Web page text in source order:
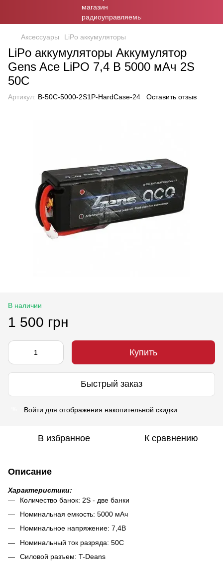
Аксессуары LiPo аккумуляторы
LiPo аккумуляторы Аккумулятор
Gens Ace LiPO 7,4 В 5000 мАч 2S
50C
Артикул: B-50C-5000-2S1P-HardCase-24 Оставить отзыв
В наличии
1 500 грн
Купить
Быстрый заказ
Войти для отображения накопительной скидки
В избранное К сравнению
Описание
Характеристики:
Количество банок: 2S - две банки
Номинальная емкость: 5000 мАч
Номинальное напряжение: 7,4В
Номинальный ток разряда: 50C
Силовой разъем: T-Deans